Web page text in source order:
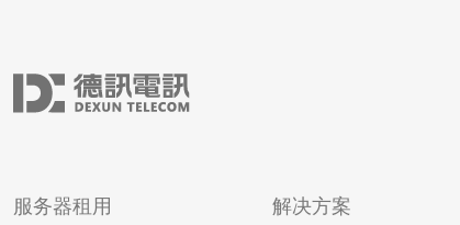
服务器租用 解决方案